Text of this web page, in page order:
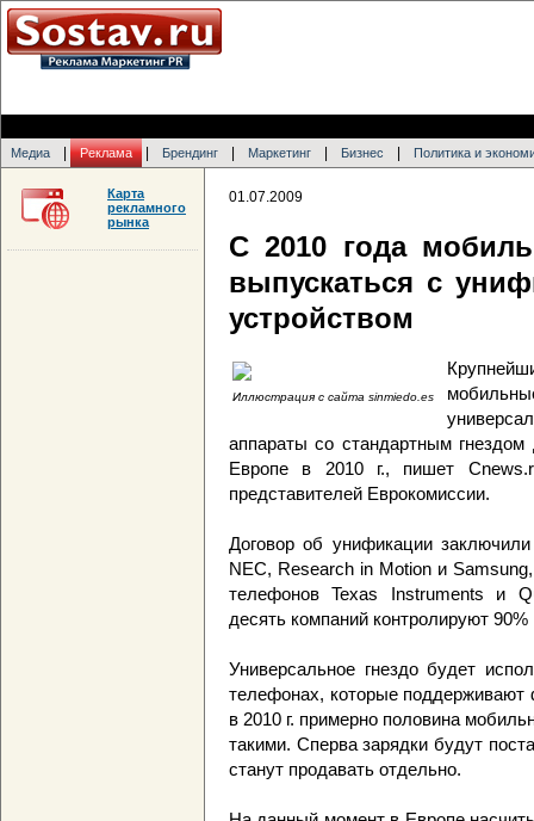
Медиа Реклама Брендинг Маркетинг Бизнес Политика и
01.07.2009
С 2010 года
выпускаться с
устройством
Иллюстрация с сайта sinmiedo.es
аппараты со стандартным
Европе в 2010 г., пишет
представителей Еврокомиссии.
Договор об унификации
NEC, Research in Motion и
телефонов Texas Instruments и
десять компаний контролируют
Универсальное гнездо будет
телефонах, которые
в 2010 г. примерно половина
такими. Сперва зарядки будут
станут продавать отдельно.
Карта
рекламного
рынка